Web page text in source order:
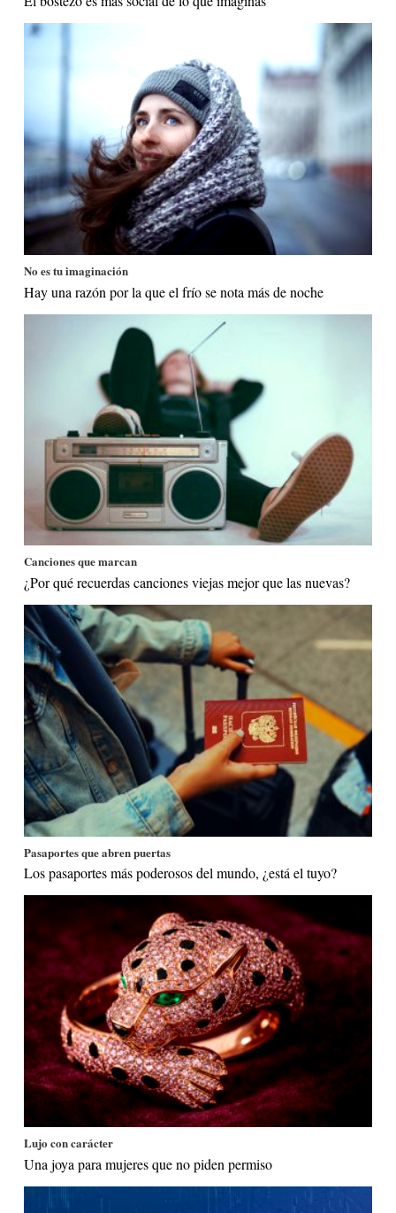
No es tu imaginación
Hay una razón por la que el frío se nota más de noche
Canciones que marcan
¿Por qué recuerdas canciones viejas mejor que las nuevas?
Pasaportes que abren puertas
Los pasaportes más poderosos del mundo, ¿está el tuyo?
Lujo con carácter
Una joya para mujeres que no piden permiso